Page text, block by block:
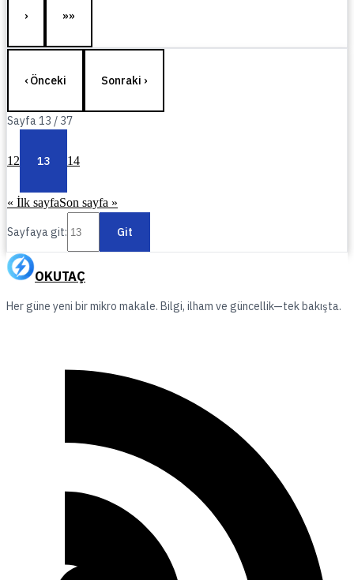
› »»
‹ Önceki Sonraki ›
Sayfa13 / 37
12 13 14
« İlk sayfaSon sayfa »
Sayfaya git: Git
OKUTAÇ
Her güne yeni bir mikro makale. Bilgi, ilham ve güncellik—tek bakışta.